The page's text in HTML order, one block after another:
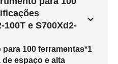
100T e S700Xd2-
100 ferramentas*1
espaço e alta